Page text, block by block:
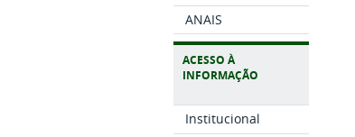
ANAIS
ACESSO À
INFORMAÇÃO
Institucional